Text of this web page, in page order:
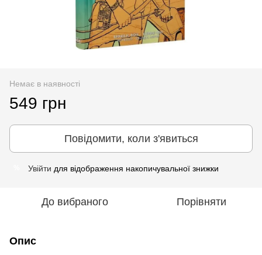
Немає в наявності
549 грн
Повідомити, коли з'явиться
Увійти для відображення накопичувальної знижки
До вибраного Порівняти
Опис